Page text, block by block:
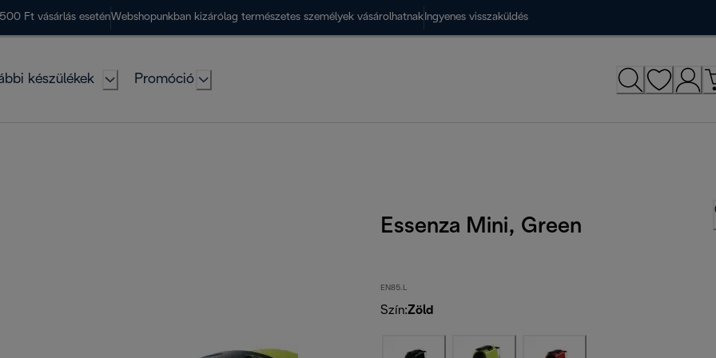
Ft vásárlás eseténWebshopunkban kizárólag természetes személyek vásárolhatnak Ingyenes visszaküldés
készülékek Promóció
Essenza Mini, Green
EN85.L
Szín:Zöld